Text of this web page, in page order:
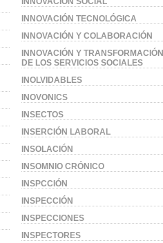
INNOVACIÓN TECNOLÓGICA
INNOVACIÓN Y COLABORACIÓN
INNOVACIÓN Y TRANSFORMACIÓN
DE LOS SERVICIOS SOCIALES
INOLVIDABLES
INOVONICS
INSECTOS
INSERCIÓN LABORAL
INSOLACIÓN
INSOMNIO CRÓNICO
INSPCCIÓN
INSPECCIÓN
INSPECCIONES
INSPECTORES